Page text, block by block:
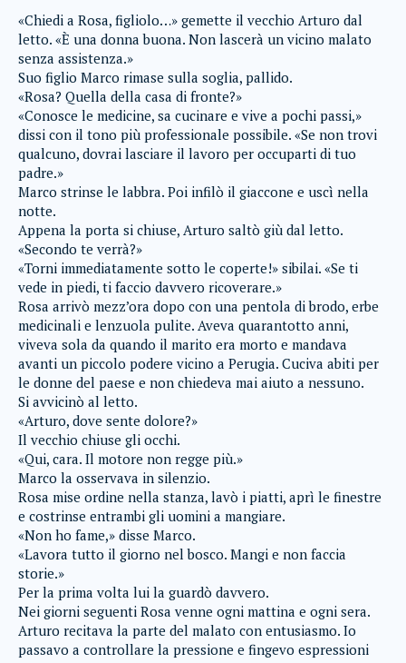
«Chiedi a Rosa, figliolo…» gemette il vecchio Arturo dal
letto. «È una donna buona. Non lascerà un vicino malato
senza assistenza.»
Suo figlio Marco rimase sulla soglia, pallido.
«Rosa? Quella della casa di fronte?»
«Conosce le medicine, sa cucinare e vive a pochi passi,»
dissi con il tono più professionale possibile. «Se non trovi
qualcuno, dovrai lasciare il lavoro per occuparti di tuo
padre.»
Marco strinse le labbra. Poi infilò il giaccone e uscì nella
notte.
Appena la porta si chiuse, Arturo saltò giù dal letto.
«Secondo te verrà?»
«Torni immediatamente sotto le coperte!» sibilai. «Se ti
vede in piedi, ti faccio davvero ricoverare.»
Rosa arrivò mezz’ora dopo con una pentola di brodo, erbe
medicinali e lenzuola pulite. Aveva quarantotto anni,
viveva sola da quando il marito era morto e mandava
avanti un piccolo podere vicino a Perugia. Cuciva abiti per
le donne del paese e non chiedeva mai aiuto a nessuno.
Si avvicinò al letto.
«Arturo, dove sente dolore?»
Il vecchio chiuse gli occhi.
«Qui, cara. Il motore non regge più.»
Marco la osservava in silenzio.
Rosa mise ordine nella stanza, lavò i piatti, aprì le finestre
e costrinse entrambi gli uomini a mangiare.
«Non ho fame,» disse Marco.
«Lavora tutto il giorno nel bosco. Mangi e non faccia
storie.»
Per la prima volta lui la guardò davvero.
Nei giorni seguenti Rosa venne ogni mattina e ogni sera.
Arturo recitava la parte del malato con entusiasmo. Io
passavo a controllare la pressione e fingevo espressioni